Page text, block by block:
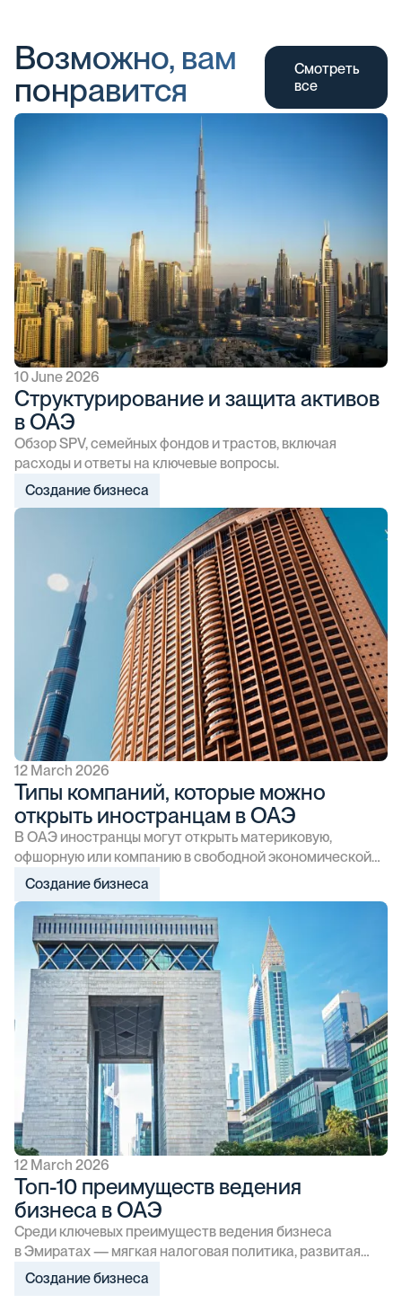
Возможно, вам
понравится
Смотреть
все
10 June 2026
Структурирование и защита активов
в ОАЭ
Обзор SPV, семейных фондов и трастов, включая
расходы и ответы на ключевые вопросы.
Создание бизнеса
12 March 2026
Типы компаний, которые можно
открыть иностранцам в ОАЭ
В ОАЭ иностранцы могут открыть материковую,
офшорную или компанию в свободной экономической
зоне. Материковые могут работать в любой точке
Эмиратов и практически во всех направлениях,
но для некоторых видов деятельности может
понадобиться местный партнёр. Компании,
зарегистрированные в СЭЗ, могут работать только
в свободных экономических зонах или за пределами
страны. Им предоставляется ряд налоговых льгот,
и для открытия не нужен местный партнёр. Офшорные
компании могут вести деятельность только
за пределами ОАЭ, но им доступны льготы
и преимущества, предусмотренные в Эмиратах
для международного бизнеса.
Создание бизнеса
12 March 2026
Топ-10 преимуществ ведения
бизнеса в ОАЭ
Среди ключевых преимуществ ведения бизнеса
в Эмиратах — мягкая налоговая политика, развитая
банковская система, стабильная экономическая
и политическая ситуация в стране, удобная
Создание бизнеса